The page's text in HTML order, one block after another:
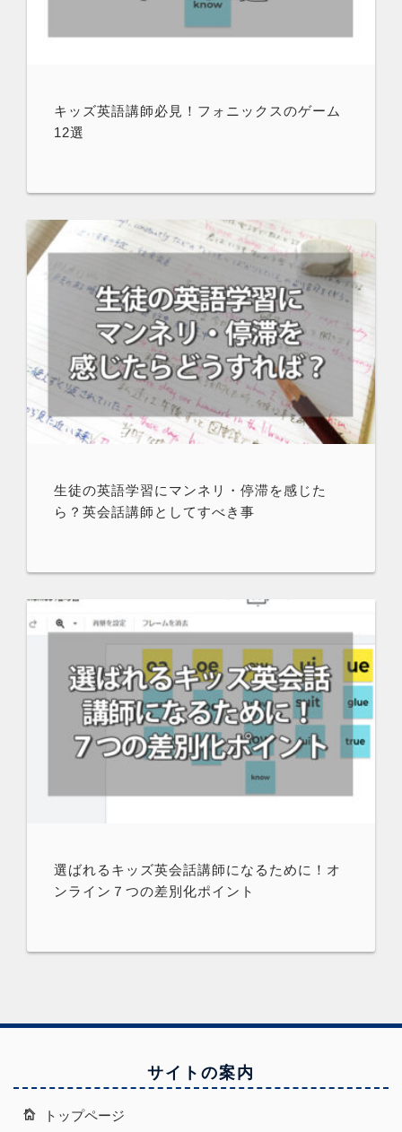
キッズ英語講師必見！フォニックスのゲーム
12選
生徒の英語学習にマンネリ・停滞を感じた
ら？英会話講師としてすべき事
選ばれるキッズ英会話講師になるために！オ
ンライン７つの差別化ポイント
サイトの案内
トップページ